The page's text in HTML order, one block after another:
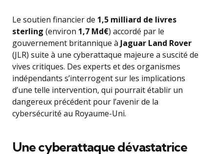
Le soutien financier de 1,5 milliard de livres
sterling (environ 1,7 Md€) accordé par le
gouvernement britannique à Jaguar Land Rover
(JLR) suite à une cyberattaque majeure a suscité de
vives critiques. Des experts et des organismes
indépendants s’interrogent sur les implications
d’une telle intervention, qui pourrait établir un
dangereux précédent pour l’avenir de la
cybersécurité au Royaume-Uni.
Une cyberattaque dévastatrice